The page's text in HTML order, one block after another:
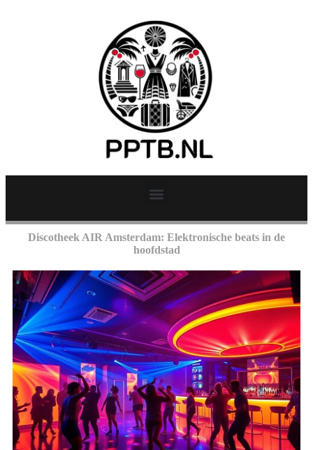
Discotheek AIR Amsterdam: Elektronische beats in de
hoofdstad